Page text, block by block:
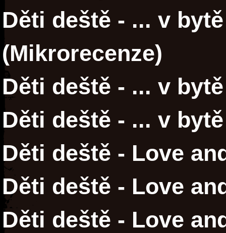
Děti deště - ... v
(Mikrorecenze)
Děti deště - ... v
Děti deště - ... v
Děti deště - Love
Děti deště - Love
Děti deště - Love